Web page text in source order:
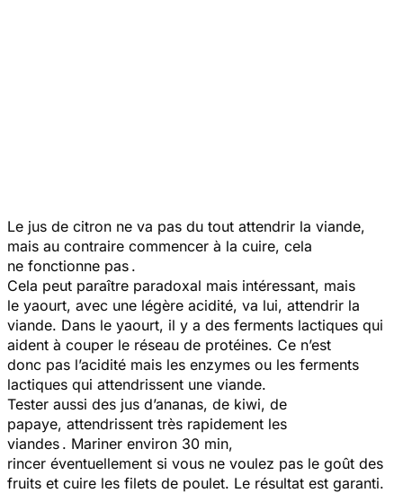
Le jus de citron ne va pas du tout attendrir la viande,
mais au contraire commencer à la cuire, cela
ne fonctionne pas .
Cela peut paraître paradoxal mais intéressant, mais
le yaourt, avec une légère acidité, va lui, attendrir la
viande. Dans le yaourt, il y a des ferments lactiques qui
aident à couper le réseau de protéines. Ce n’est
donc pas l’acidité mais les enzymes ou les ferments
lactiques qui attendrissent une viande.
Tester aussi des jus d’ananas, de kiwi, de
papaye, attendrissent très rapidement les
viandes . Mariner environ 30 min,
rincer éventuellement si vous ne voulez pas le goût des
fruits et cuire les filets de poulet. Le résultat est garanti.